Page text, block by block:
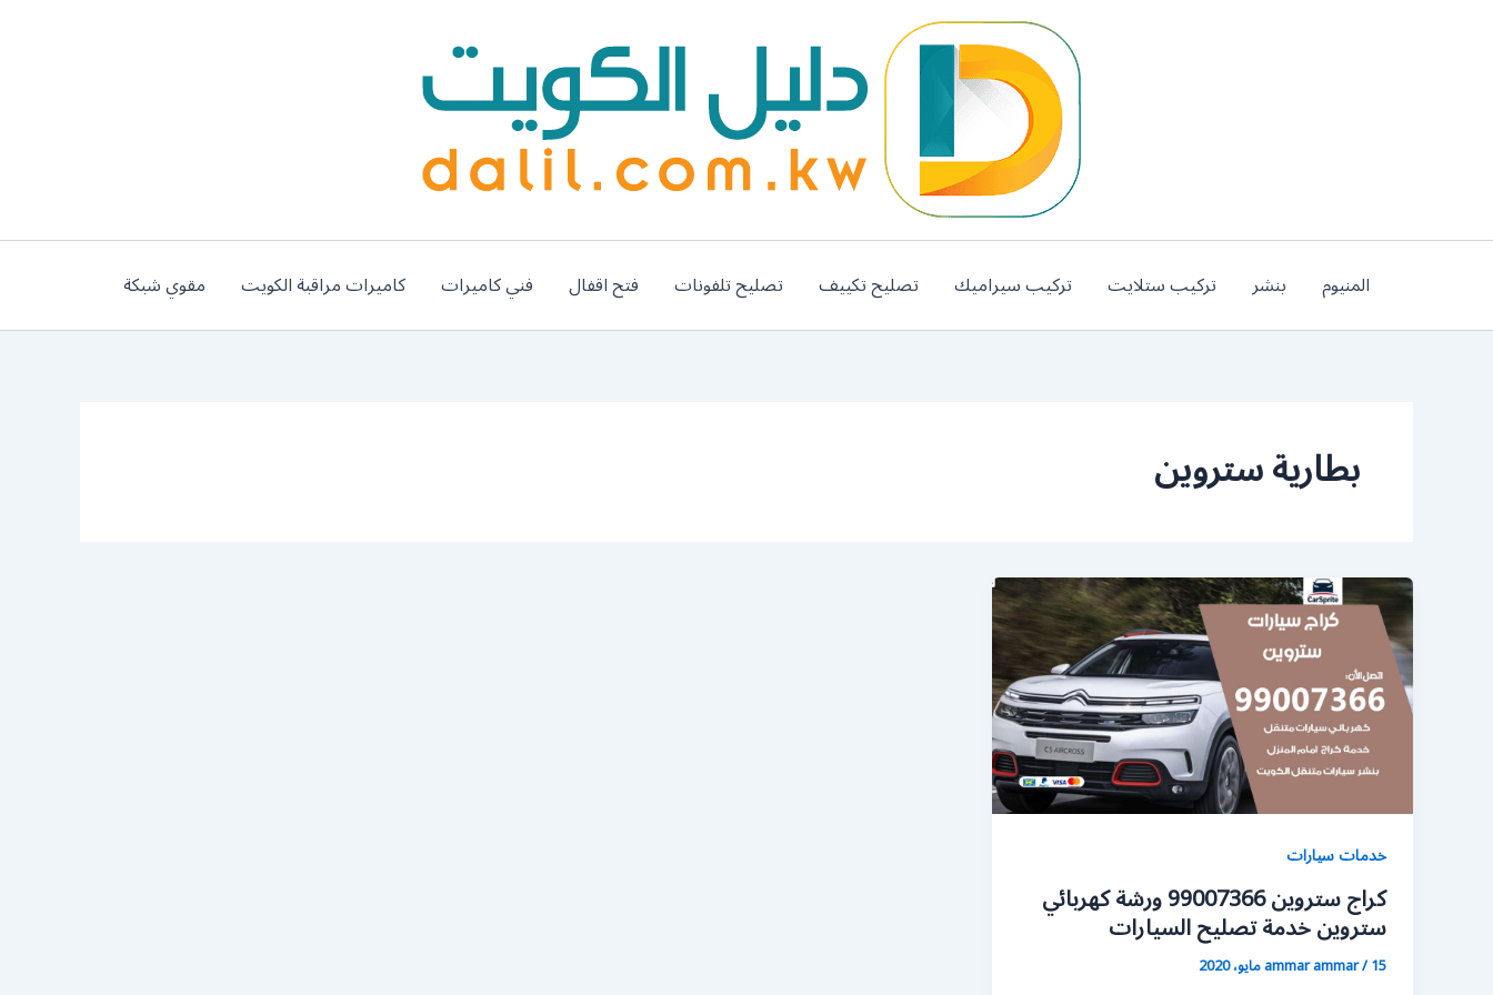
المنيوم بنشر تركيب ستلايت تركيب سيراميك تصليح تكييف تصليح تلفونات فتح اقفال فني كاميرات كاميرات مراقبة الكويت مقوي شبكة
بطارية ستروين
خدمات سيارات
كراج ستروين 99007366 ورشة كهربائي
ستروين خدمة تصليح السيارات
ammar ammar/15 مايو، 2020